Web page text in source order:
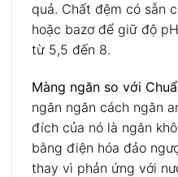
quả. Chất đệm có sẵn
hoặc bazơ để giữ độ
từ 5,5 đến 8.
Màng ngăn so với
ngăn ngăn cách ngăn
đích của nó là ngăn
bằng điện hóa đảo
thay vì phản ứng với